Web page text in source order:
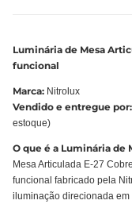
Luminária de Mesa
funcional
Marca: Nitrolux
Vendido e entregue por:
estoque)
O que é a Luminária de
Mesa Articulada E-27
funcional fabricado pela
iluminação direcionada